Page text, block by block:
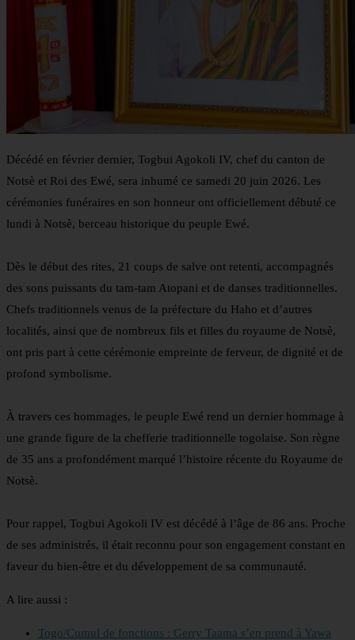
Décédé en février dernier, Togbui Agokoli IV, chef du canton de
Notsè et Roi des Ewé, sera inhumé ce samedi 20 juin 2026. Les
cérémonies funéraires en son honneur ont officiellement débuté ce
lundi à Notsè, berceau historique du peuple Ewé.
Dès le début des rites, 21 coups de salve ont retenti, accompagnés
des sons puissants du tam-tam Atopani et de danses traditionnelles.
Chefs traditionnels venus de la préfecture du Haho et d’autres
localités, ainsi que de nombreux fils et filles du royaume de Notsè,
ont pris part à cette cérémonie empreinte de ferveur, de dignité et de
profond symbolisme.
À travers ces hommages, le peuple Ewé rend un dernier hommage à
une grande figure de la chefferie traditionnelle togolaise. Son règne
de 35 ans a profondément marqué l’histoire récente du Royaume de
Notsè.
Pour rappel, Togbui Agokoli IV est décédé à l’âge de 86 ans. Proche
de ses administrés, il était reconnu pour son engagement constant en
faveur du bien-être et du développement de sa communauté.
A lire aussi :
Togo/Cumul de fonctions : Gerry Taama s’en prend à Yawa